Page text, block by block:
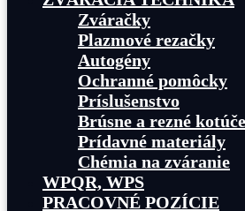
Zváračky
Plazmové rezačky
Autogény
Ochranné pomôcky
Príslušenstvo
Brúsne a rezné kotúče
Prídavné materiály
Chémia na zváranie
WPQR, WPS
PRACOVNÉ POZÍCIE